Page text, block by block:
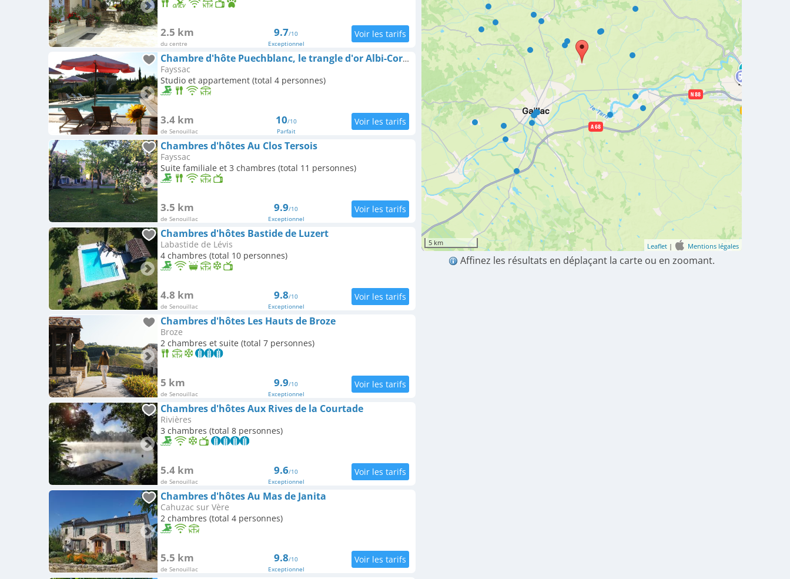
2.5 km
du centre
9.7/10
Exceptionnel
Chambre d'hôte Puechblanc, le trangle d'or Albi-Cordes
Fayssac
Studio et appartement (total 4 personnes)
3.4 km
de Senouillac
10/10
Parfait
Chambres d'hôtes Au Clos Tersois
Fayssac
Suite familiale et 3 chambres (total 11 personnes)
3.5 km
de Senouillac
9.9/10
Exceptionnel
Chambres d'hôtes Bastide de Luzert
Labastide de Lévis
4 chambres (total 10 personnes)
4.8 km
de Senouillac
9.8/10
Exceptionnel
Chambres d'hôtes Les Hauts de Broze
Broze
2 chambres et suite (total 7 personnes)
5 km
de Senouillac
9.9/10
Exceptionnel
Chambres d'hôtes Aux Rives de la Courtade
Rivières
3 chambres (total 8 personnes)
5.4 km
de Senouillac
9.6/10
Exceptionnel
Chambres d'hôtes Au Mas de Janita
Cahuzac sur Vère
2 chambres (total 4 personnes)
5.5 km
de Senouillac
9.8/10
Exceptionnel
5 km Leaflet | Mentions légales
Affinez les résultats en déplaçant la carte ou en zoomant.